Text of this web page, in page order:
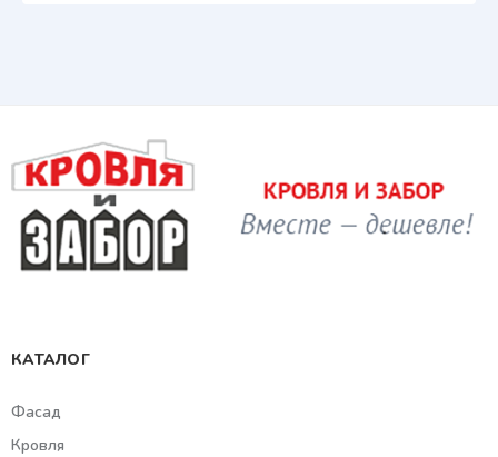
КАТАЛОГ
Фасад
Кровля